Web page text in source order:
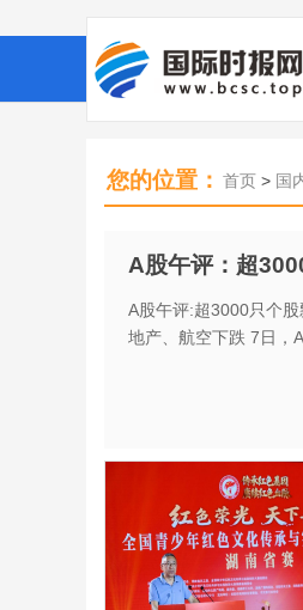
您的位置： 首页 > 国
A股午评：超
A股午评:超3000只个
地产、航空下跌 7日，A